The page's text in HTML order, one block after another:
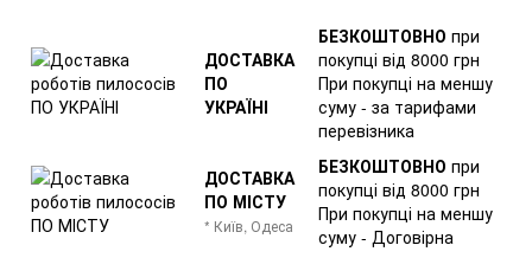
ДОСТАВКА
ПО
УКРАЇНІ
БЕЗКОШТОВНО при
покупці від 8000 грн
При покупці на меншу
суму - за тарифами
перевізника
ДОСТАВКА
ПО МІСТУ
* Київ, Одеса
БЕЗКОШТОВНО при
покупці від 8000 грн
При покупці на меншу
суму - Договірна